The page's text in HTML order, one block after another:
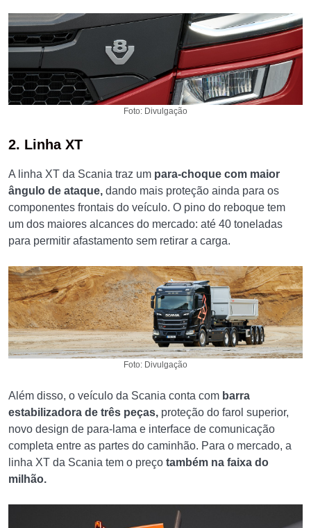
Foto: Divulgação
2. Linha XT
A linha XT da Scania traz um para-choque com maior
ângulo de ataque, dando mais proteção ainda para os
componentes frontais do veículo. O pino do reboque tem
um dos maiores alcances do mercado: até 40 toneladas
para permitir afastamento sem retirar a carga.
Foto: Divulgação
Além disso, o veículo da Scania conta com barra
estabilizadora de três peças, proteção do farol superior,
novo design de para-lama e interface de comunicação
completa entre as partes do caminhão. Para o mercado, a
linha XT da Scania tem o preço também na faixa do
milhão.